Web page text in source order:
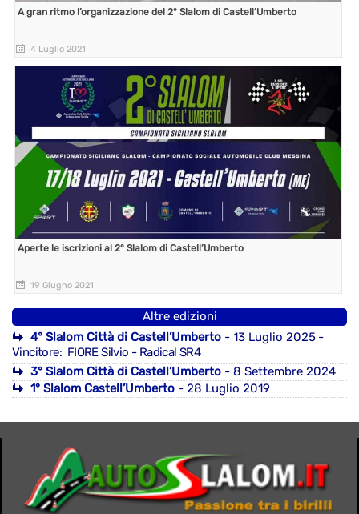
A gran ritmo l’organizzazione del 2° Slalom di Castell’Umberto
4 Luglio 2021
Aperte le iscrizioni al 2° Slalom di Castell’Umberto
19 Giugno 2021
Altre edizioni
4° Slalom Città di Castell’Umberto - 13 Luglio 2025 -
Vincitore: FIORE Silvio - Radical SR4
3° Slalom Città di Castell’Umberto - 8 Settembre 2024
1° Slalom Castell’Umberto - 28 Luglio 2019